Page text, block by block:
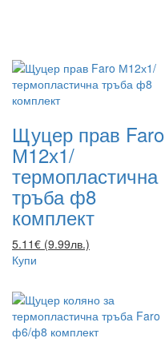
Щуцер прав Faro
М12х1/
термопластична
тръба ф8
комплект
5.11€ (9.99лв.)
Купи